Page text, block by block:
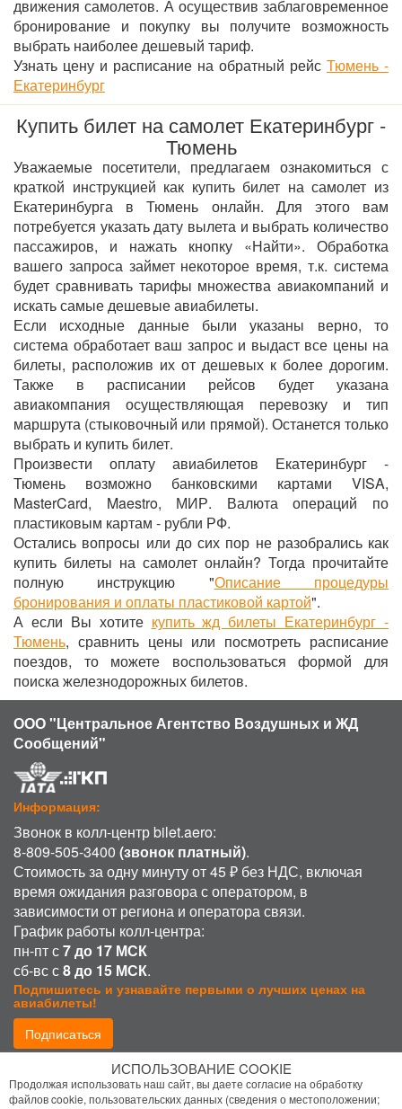
движения самолетов. А осуществив заблаговременное
бронирование и покупку вы получите возможность
выбрать наиболее дешевый тариф.
Узнать цену и расписание на обратный рейс Тюмень -
Екатеринбург
Купить билет на самолет Екатеринбург -
Тюмень
Уважаемые посетители, предлагаем ознакомиться с
краткой инструкцией как купить билет на самолет из
Екатеринбурга в Тюмень онлайн. Для этого вам
потребуется указать дату вылета и выбрать количество
пассажиров, и нажать кнопку «Найти». Обработка
вашего запроса займет некоторое время, т.к. система
будет сравнивать тарифы множества авиакомпаний и
искать самые дешевые авиабилеты.
Если исходные данные были указаны верно, то
система обработает ваш запрос и выдаст все цены на
билеты, расположив их от дешевых к более дорогим.
Также в расписании рейсов будет указана
авиакомпания осуществляющая перевозку и тип
маршрута (стыковочный или прямой). Останется только
выбрать и купить билет.
Произвести оплату авиабилетов Екатеринбург -
Тюмень возможно банковскими картами VISA,
MasterCard, Maestro, МИР. Валюта операций по
пластиковым картам - рубли РФ.
Остались вопросы или до сих пор не разобрались как
купить билеты на самолет онлайн? Тогда прочитайте
полную инструкцию "Описание процедуры
бронирования и оплаты пластиковой картой".
А если Вы хотите купить жд билеты Екатеринбург -
Тюмень, сравнить цены или посмотреть расписание
поездов, то можете воспользоваться формой для
поиска железнодорожных билетов.
ООО "Центральное Агентство Воздушных и ЖД
Сообщений"
Информация:
Звонок в колл-центр bilet.aero:
8-809-505-3400 (звонок платный).
Стоимость за одну минуту от 45 ₽ без НДС, включая
время ожидания разговора с оператором, в
зависимости от региона и оператора связи.
График работы колл-центра:
пн-пт с7 до 17 МСК
сб-вс с8 до 15 МСК.
Подпишитесь и узнавайте первыми о лучших ценах на
авиабилеты!
Подписаться
Присоединиться:
ИСПОЛЬЗОВАНИЕ COOKIE
Продолжая использовать наш сайт, вы даете согласие на обработку
файлов cookie, пользовательских данных (сведения о местоположении;